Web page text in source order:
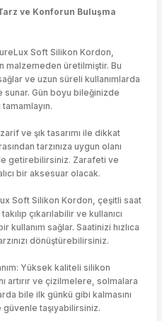
ve Konforun Buluşma
Soft Silikon Kordon,
malzemeden üretilmiştir. Bu
ve uzun süreli kullanımlarda
Gün boyu bileğinizde
tamamlayın.
ve şık tasarımı ile dikkat
tarzınıza uygun olanı
getirebilirsiniz. Zarafeti ve
bir aksesuar olacak.
Soft Silikon Kordon, çeşitli saat
çıkarılabilir ve kullanıcı
kullanım sağlar. Saatinizi hızlıca
dönüştürebilirsiniz.
Yüksek kaliteli silikon
artırır ve çizilmelere, solmalara
bile ilk günkü gibi kalmasını
taşıyabilirsiniz.